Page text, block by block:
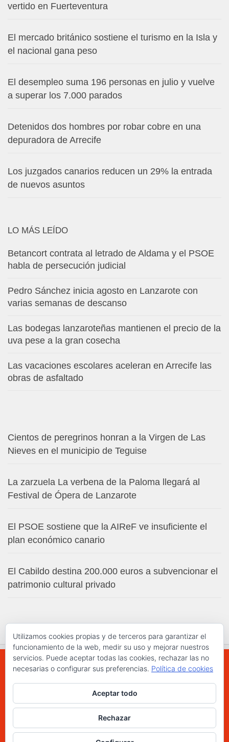
vertido en Fuerteventura
El mercado británico sostiene el turismo en la Isla y
el nacional gana peso
El desempleo suma 196 personas en julio y vuelve
a superar los 7.000 parados
Detenidos dos hombres por robar cobre en una
depuradora de Arrecife
Los juzgados canarios reducen un 29% la entrada
de nuevos asuntos
LO MÁS LEÍDO
Betancort contrata al letrado de Aldama y el PSOE
habla de persecución judicial
Pedro Sánchez inicia agosto en Lanzarote con
varias semanas de descanso
Las bodegas lanzaroteñas mantienen el precio de la
uva pese a la gran cosecha
Las vacaciones escolares aceleran en Arrecife las
obras de asfaltado
Cientos de peregrinos honran a la Virgen de Las
Nieves en el municipio de Teguise
La zarzuela La verbena de la Paloma llegará al
Festival de Ópera de Lanzarote
El PSOE sostiene que la AIReF ve insuficiente el
plan económico canario
El Cabildo destina 200.000 euros a subvencionar el
patrimonio cultural privado
WWW.ELCHAPLON.COM © 2026. Todos los
derechos reservados.
Utilizamos cookies propias y de terceros para garantizar el
funcionamiento de la web, medir su uso y mejorar nuestros
servicios. Puede aceptar todas las cookies, rechazar las no
necesarias o configurar sus preferencias. Política de cookies
Aceptar todo
Rechazar